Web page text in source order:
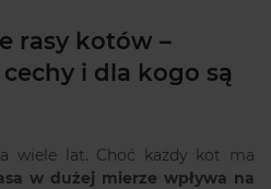
rasy kotów –
i dla kogo są
wiele lat. Choć każdy kot ma
w dużej mierze wpływa na